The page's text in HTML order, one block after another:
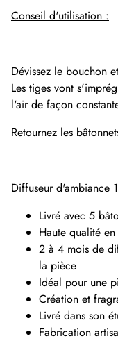
Conseil d'utilisation :
Dévissez le bouchon
Les tiges vont
l'air de façon
Retournez les
Diffuseur d'ambiance
Livré avec 5
Haute qualité
2 à 4 mois de
la pièce
Idéal pour une
Création et
Livré dans son
Fabrication